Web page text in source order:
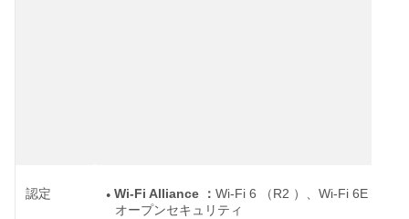
認定 ● Wi-Fi Alliance ： Wi-Fi 6 （ R2 ）、 Wi-Fi 6E
オープンセキュリティ